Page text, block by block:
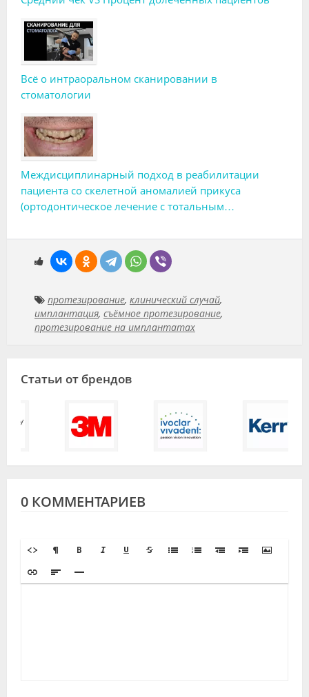
Всё о интраоральном сканировании в
стоматологии
Междисциплинарный подход в реабилитации
пациента со скелетной аномалией прикуса
(ортодонтическое лечение с тотальным
протезирование, клинический случай,
имплантация, съёмное протезирование,
протезирование на имплантатах
Статьи от брендов
0 КОММЕНТАРИЕВ